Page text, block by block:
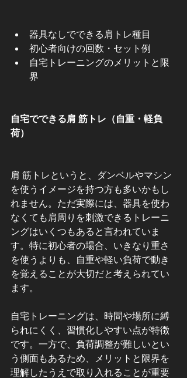
器具なしでできる肩トレ種目
初心者向けの回数・セット例
自宅トレーニングのメリットと限
界
自宅でできる肩 筋トレ（自重・軽負
荷）
肩 筋トレというと、ダンベルやマシン
を使うイメージを持つ方も多いかもし
れません。ただ実際には、器具を使わ
なくても肩周りを刺激できるトレーニ
ングはいくつもあると言われていま
す。特に初心者の場合、いきなり重さ
を使うよりも、自重や軽い負荷で動き
を覚えることが大切だと考えられてい
ます。
自宅トレーニングは、時間や場所に縛
られにくく、習慣化しやすい点が特徴
です。一方で、負荷調整が難しいとい
う側面もあるため、メリットと限界を
理解したうえで取り入れることが重要